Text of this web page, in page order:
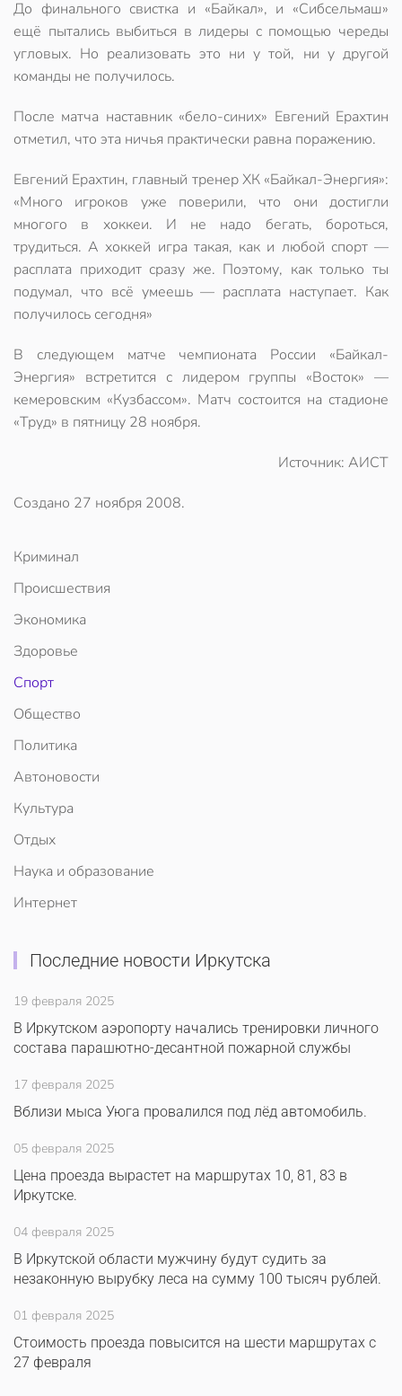
До финального свистка и «Байкал», и «Сибсельмаш»
ещё пытались выбиться в лидеры с помощью череды
угловых. Но реализовать это ни у той, ни у другой
команды не получилось.
После матча наставник «бело-синих» Евгений Ерахтин
отметил, что эта ничья практически равна поражению.
Евгений Ерахтин, главный тренер ХК «Байкал-Энергия»:
«Много игроков уже поверили, что они достигли
многого в хоккеи. И не надо бегать, бороться,
трудиться. А хоккей игра такая, как и любой спорт —
расплата приходит сразу же. Поэтому, как только ты
подумал, что всё умеешь — расплата наступает. Как
получилось сегодня»
В следующем матче чемпионата России «Байкал-
Энергия» встретится с лидером группы «Восток» —
кемеровским «Кузбассом». Матч состоится на стадионе
«Труд» в пятницу 28 ноября.
Источник: АИСТ
Создано 27 ноября 2008.
Криминал
Происшествия
Экономика
Здоровье
Спорт
Общество
Политика
Автоновости
Культура
Отдых
Наука и образование
Интернет
Последние новости Иркутска
19 февраля 2025
В Иркутском аэропорту начались тренировки личного
состава парашютно-десантной пожарной службы
17 февраля 2025
Вблизи мыса Уюга провалился под лёд автомобиль.
05 февраля 2025
Цена проезда вырастет на маршрутах 10, 81, 83 в
Иркутске.
04 февраля 2025
В Иркутской области мужчину будут судить за
незаконную вырубку леса на сумму 100 тысяч рублей.
01 февраля 2025
Стоимость проезда повысится на шести маршрутах с
27 февраля